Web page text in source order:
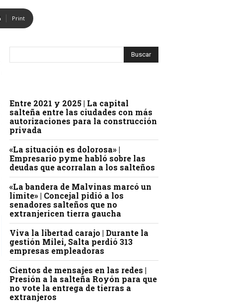
Print
Entre 2021 y 2025 | La capital
salteña entre las ciudades con más
autorizaciones para la construcción
privada
«La situación es dolorosa» |
Empresario pyme habló sobre las
deudas que acorralan a los salteños
«La bandera de Malvinas marcó un
límite» | Concejal pidió a los
senadores salteños que no
extranjericen tierra gaucha
Viva la libertad carajo | Durante la
gestión Milei, Salta perdió 313
empresas empleadoras
Cientos de mensajes en las redes |
Presión a la salteña Royón para que
no vote la entrega de tierras a
extranjeros